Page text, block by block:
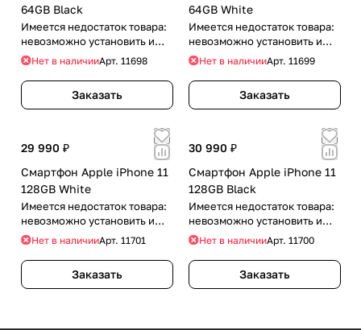
64GB Black
Имеется недостаток товара:
невозможно установить и
использовать RuStore
Нет в наличииАрт. 11698
Заказать
64GB White
Имеется недостаток товара:
невозможно установить и
использовать RuStore
Нет в наличииАрт. 11699
Заказать
29 990 ₽
Смартфон Apple iPhone 11
128GB White
Имеется недостаток товара:
невозможно установить и
использовать RuStore
Нет в наличииАрт. 11701
Заказать
30 990 ₽
Смартфон Apple iPhone 11
128GB Black
Имеется недостаток товара:
невозможно установить и
использовать RuStore
Нет в наличииАрт. 11700
Заказать